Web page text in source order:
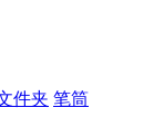
件夹 笔筒